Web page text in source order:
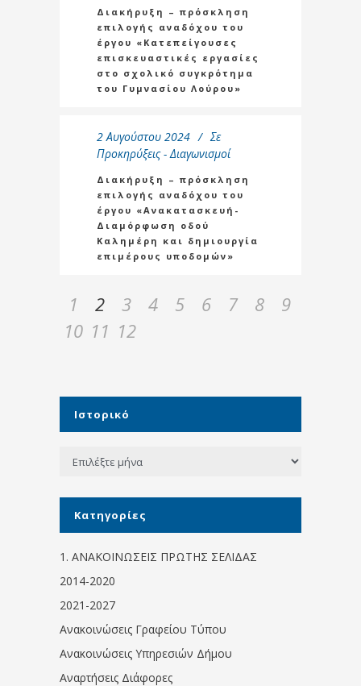
Διακήρυξη – πρόσκληση
επιλογής αναδόχου του
έργου «Κατεπείγουσες
επισκευαστικές εργασίες
στο σχολικό συγκρότημα
του Γυμνασίου Λούρου»
2 Αυγούστου 2024
Σε
Προκηρύξεις - Διαγωνισμοί
Διακήρυξη – πρόσκληση
επιλογής αναδόχου του
έργου «Ανακατασκευή-
Διαμόρφωση οδού
Καλημέρη και δημιουργία
επιμέρους υποδομών»
1 2 3 4 5 6 7 8
9
10 11 12
Ιστορικό
Ιστορικό
Kατηγορίες
1. ΑΝΑΚΟΙΝΩΣΕΙΣ ΠΡΩΤΗΣ ΣΕΛΙΔΑΣ
2014-2020
2021-2027
Ανακοινώσεις Γραφείου Τύπου
Ανακοινώσεις Υπηρεσιών Δήμου
Αναρτήσεις Διάφορες